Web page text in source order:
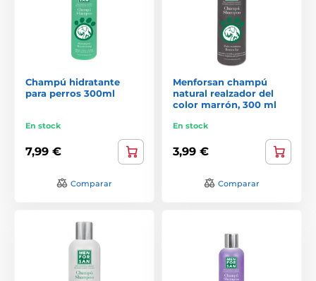
Champú hidratante
para perros 300ml
En stock
7,99 €
Comparar
Menforsan champú
natural realzador del
color marrón, 300 ml
En stock
3,99 €
Comparar